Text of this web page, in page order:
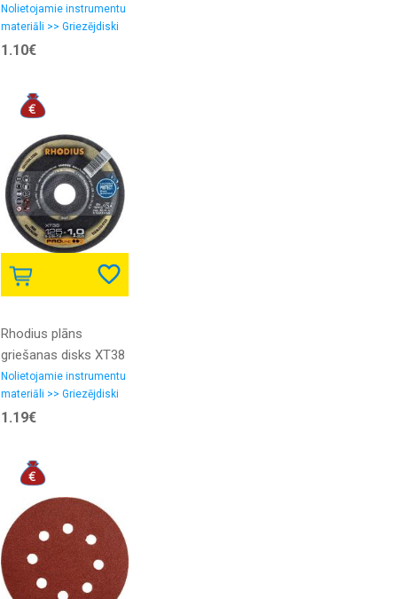
125x1.0x22.23
Nolietojamie instrumentu
materiāli >> Griezējdiski
1.10€
Rhodius plāns
griešanas disks XT38
125x1.0x22.23
Nolietojamie instrumentu
materiāli >> Griezējdiski
1.19€